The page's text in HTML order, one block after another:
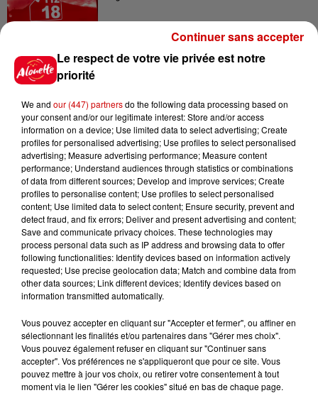
14h48
14h03
Invasion de physalies sur des
plages du Sud-Ouest
11h51
À LA UNE : affaire Manon
Relandeau, musée cambriolé et
Amel Bent en...
Jeux Voir plus
Le respect de votre vie privée est notre
priorité
We and our (447) partnersdo the following data processing based on
your consent and/or our legitimate interest: Store and/or access
information on a device; Use limited data to select advertising; Create
profiles for personalised advertising; Use profiles to select personalised
advertising; Measure advertising performance; Measure content
performance; Understand audiences through statistics or combinations
of data from different sources; Develop and improve services; Create
profiles to personalise content; Use profiles to select personalised
content; Use limited data to select content; Ensure security, prevent and
detect fraud, and fix errors; Deliver and present advertising and content;
Save and communicate privacy choices. These technologies may
process personal data such as IP address and browsing data to offer
following functionalities: Identify devices based on information actively
requested; Use precise geolocation data; Match and combine data from
other data sources; Link different devices; Identify devices based on
information transmitted automatically.
Vous pouvez accepter en cliquant sur "Accepter et fermer", ou affiner en
sélectionnant les finalités et/ou partenaires dans "Gérer mes choix".
Vous pouvez également refuser en cliquant sur "Continuer sans
accepter". Vos préférences ne s'appliqueront que pour ce site. Vous
pouvez mettre à jour vos choix, ou retirer votre consentement à tout
moment via le lien "Gérer les cookies" situé en bas de chaque page.
Continuer sans accepter